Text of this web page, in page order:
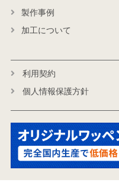
製作事例
加工について
利用契約
個人情報保護方針